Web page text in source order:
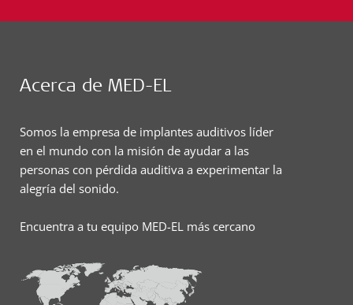
Acerca de MED-EL
Somos la empresa de implantes auditivos líder
en el mundo con la misión de ayudar a las
personas con pérdida auditiva a experimentar la
alegría del sonido.
Encuentra a tu equipo MED-EL más cercano